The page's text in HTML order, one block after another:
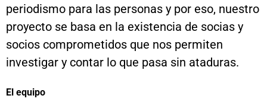
periodismo para las personas y por eso, nuestro
proyecto se basa en la existencia de socias y
socios comprometidos que nos permiten
investigar y contar lo que pasa sin ataduras.
El equipo